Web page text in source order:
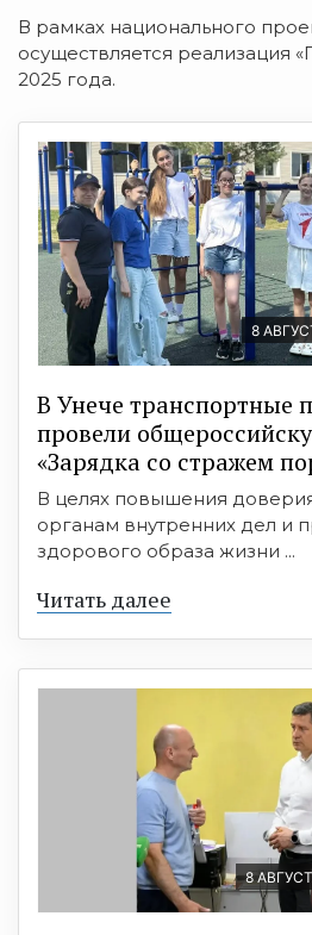
В рамках национального
осуществляется реализация
2025 года.
8
В Унече транспортные
провели
«Зарядка со стражем
В целях повышения
органам внутренних дел и
здорового образа жизни ...
Читать далее
8